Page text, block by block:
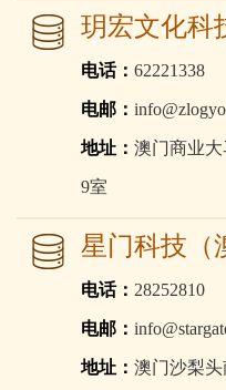
玥宏文化科
电话： 62221338
电邮：
地址： 澳门商业
9室
星门科技（
电话： 28252810
电邮：
地址： 澳门沙梨